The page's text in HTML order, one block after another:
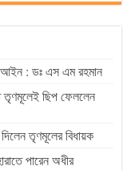
আইন : ডঃ এস এম রহমান
ছিপ ফেললেন
তৃণমূলের বিধায়ক
পারেন অধীর